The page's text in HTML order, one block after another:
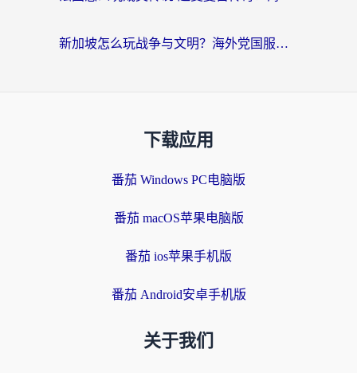
新加坡怎么玩战争与文明？海外党国服游戏加速器终极避坑指南
下载应用
番茄 Windows PC电脑版
番茄 macOS苹果电脑版
番茄 ios苹果手机版
番茄 Android安卓手机版
关于我们